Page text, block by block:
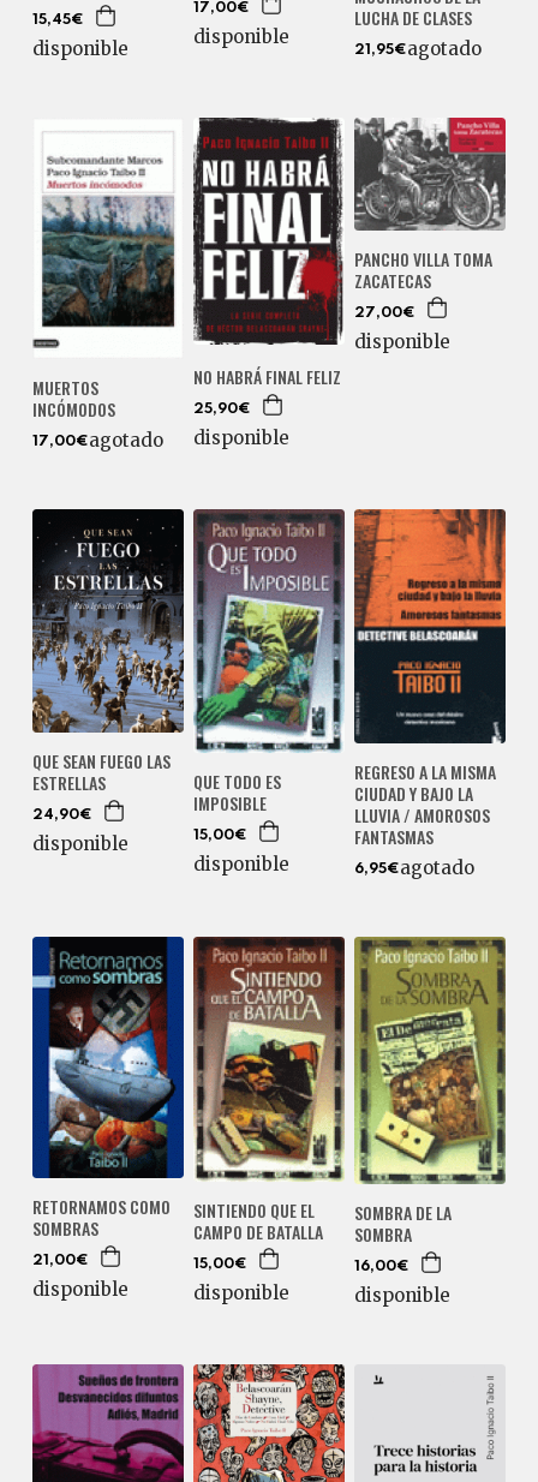
15,45€
disponible
17,00€
disponible
LUCHA DE CLASES
21,95€agotado
MUERTOS
INCÓMODOS
17,00€agotado
NO HABRÁ FINAL FELIZ
25,90€
disponible
PANCHO VILLA TOMA
ZACATECAS
27,00€
disponible
QUE SEAN FUEGO LAS
ESTRELLAS
24,90€
disponible
QUE TODO ES
IMPOSIBLE
15,00€
disponible
REGRESO A LA MISMA
CIUDAD Y BAJO LA
LLUVIA / AMOROSOS
FANTASMAS
6,95€agotado
RETORNAMOS COMO
SOMBRAS
21,00€
disponible
SINTIENDO QUE EL
CAMPO DE BATALLA
15,00€
disponible
SOMBRA DE LA
SOMBRA
16,00€
disponible